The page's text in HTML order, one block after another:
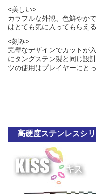
<美しい>
カラフルな外観、色鮮やか
はとても気に入ってもらえる
<刻み>
完璧なデザインでカットが
にタングステン製と同じ設
ツの使用はプレイヤーにと
高硬度ステンレスシ